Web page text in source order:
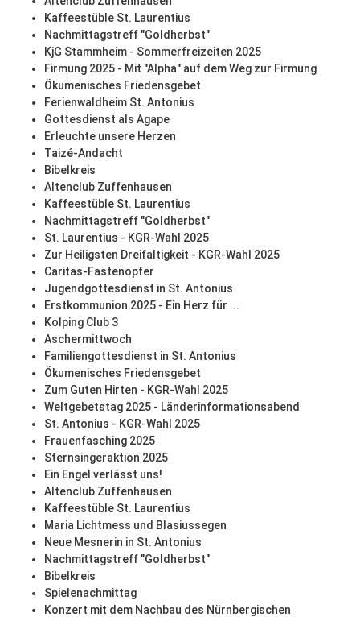
Kaffeestüble St. Laurentius
Nachmittagstreff "Goldherbst"
KjG Stammheim - Sommerfreizeiten 2025
Firmung 2025 - Mit "Alpha" auf dem Weg zur Firmung
Ökumenisches Friedensgebet
Ferienwaldheim St. Antonius
Gottesdienst als Agape
Erleuchte unsere Herzen
Taizé-Andacht
Bibelkreis
Altenclub Zuffenhausen
Kaffeestüble St. Laurentius
Nachmittagstreff "Goldherbst"
St. Laurentius - KGR-Wahl 2025
Zur Heiligsten Dreifaltigkeit - KGR-Wahl 2025
Caritas-Fastenopfer
Jugendgottesdienst in St. Antonius
Erstkommunion 2025 - Ein Herz für ...
Kolping Club 3
Aschermittwoch
Familiengottesdienst in St. Antonius
Ökumenisches Friedensgebet
Zum Guten Hirten - KGR-Wahl 2025
Weltgebetstag 2025 - Länderinformationsabend
St. Antonius - KGR-Wahl 2025
Frauenfasching 2025
Sternsingeraktion 2025
Ein Engel verlässt uns!
Altenclub Zuffenhausen
Kaffeestüble St. Laurentius
Maria Lichtmess und Blasiussegen
Neue Mesnerin in St. Antonius
Nachmittagstreff "Goldherbst"
Bibelkreis
Spielenachmittag
Konzert mit dem Nachbau des Nürnbergischen